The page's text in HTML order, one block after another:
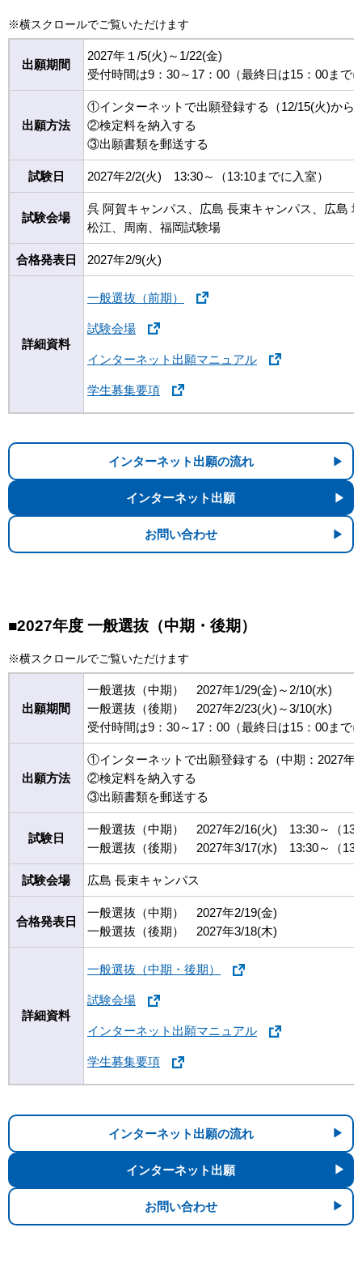
※横スクロールでご覧いただけます
出願期間
2027年１/5(火)～1/22(金)
受付時間は9：30～17：00（最終日は15：00ま
出願方法
①インターネットで出願登録する（12/15(火)から
②検定料を納入する
③出願書類を郵送する
試験日 2027年2/2(火) 13:30～（13:10までに入室）
試験会場
呉 阿賀キャンパス、広島 長束キャンパス、広島
松江、周南、福岡試験場
合格発表日 2027年2/9(火)
詳細資料
一般選抜（前期）
試験会場
インターネット出願マニュアル
学生募集要項
インターネット出願の流れ
インターネット出願
お問い合わせ
■2027年度 一般選抜（中期・後期）
※横スクロールでご覧いただけます
出願期間
一般選抜（中期） 2027年1/29(金)～2/10(水)
一般選抜（後期） 2027年2/23(火)～3/10(水)
受付時間は9：30～17：00（最終日は15：00ま
出願方法
①インターネットで出願登録する（中期：2027年
②検定料を納入する
③出願書類を郵送する
試験日
一般選抜（中期） 2027年2/16(火) 13:30～（
一般選抜（後期） 2027年3/17(水) 13:30～（
試験会場 広島 長束キャンパス
合格発表日
一般選抜（中期） 2027年2/19(金)
一般選抜（後期） 2027年3/18(木)
詳細資料
一般選抜（中期・後期）
試験会場
インターネット出願マニュアル
学生募集要項
インターネット出願の流れ
インターネット出願
お問い合わせ